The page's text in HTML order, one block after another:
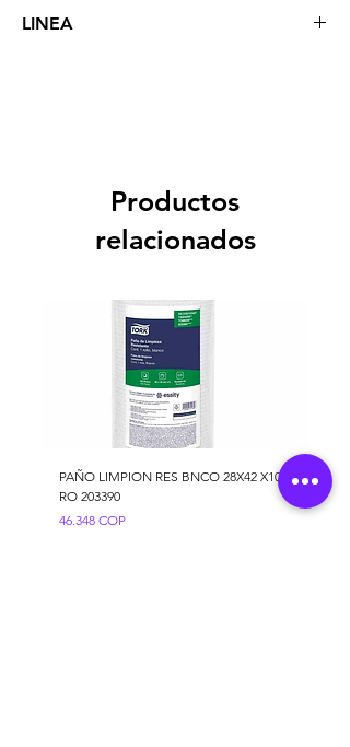
LINEA
Productos
relacionados
PAÑO LIMPION RES BNCO 28X42 X100
RO 203390
Precio
46.348 COP